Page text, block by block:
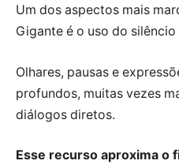
Um dos aspectos mais
Gigante é o uso do
Olhares, pausas e
profundos, muitas vezes
diálogos diretos.
Esse recurso aproxima o